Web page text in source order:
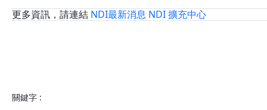
更多資訊，請連結 NDI最新消息 NDI 擴充中心
關鍵字 :